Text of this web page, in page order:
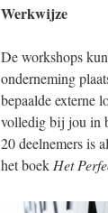
Werkwijze
De workshops
onderneming
bepaalde externe
volledig bij jou in
20 deelnemers is
het boek Het